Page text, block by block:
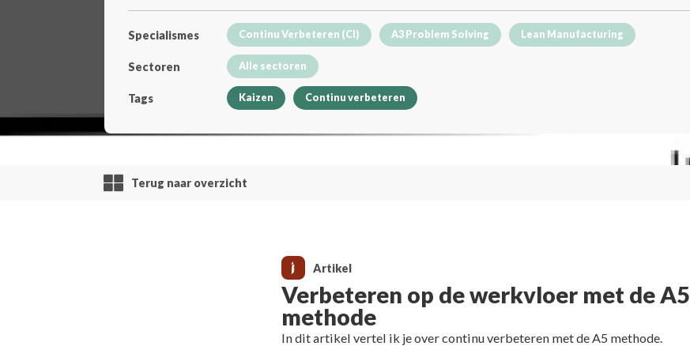
Specialismes Continu Verbeteren (CI) A3 Problem Solving Lean Manufacturing
Sectoren Alle sectoren
Tags Kaizen Continu verbeteren
Terug naar overzicht
Artikel
Verbeteren op de werkvloer met de A5
methode
In dit artikel vertel ik je over continu verbeteren met de A5 methode.